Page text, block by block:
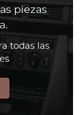
piezas
todas las